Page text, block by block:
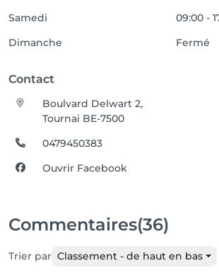
Samedi
09:00 -
Dimanche
Fermé
Contact
Boulvard Delwart 2,
Tournai BE-7500
0479450383
Ouvrir Facebook
Commentaires(36)
Trier par Classement - de haut en bas